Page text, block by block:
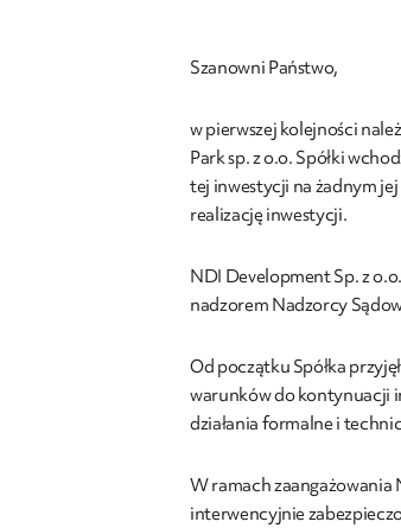
Szanowni Państwo,
w pierwszej kolejności
Park sp. z o.o. Spółki
tej inwestycji na żadnym
realizację inwestycji.
NDI Development Sp. z
nadzorem Nadzorcy
Od początku Spółka
warunków do kontynuacji
działania formalne i
W ramach zaangażowania
interwencyjnie